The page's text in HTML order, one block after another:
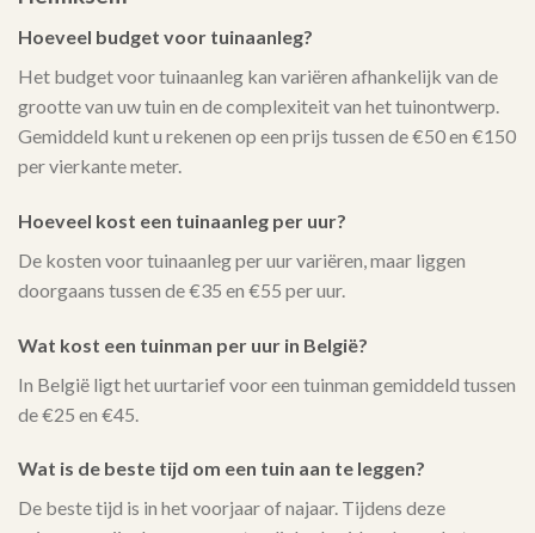
Hoeveel budget voor tuinaanleg?
Het budget voor tuinaanleg kan variëren afhankelijk van de
grootte van uw tuin en de complexiteit van het tuinontwerp.
Gemiddeld kunt u rekenen op een prijs tussen de €50 en €150
per vierkante meter.
Hoeveel kost een tuinaanleg per uur?
De kosten voor tuinaanleg per uur variëren, maar liggen
doorgaans tussen de €35 en €55 per uur.
Wat kost een tuinman per uur in België?
In België ligt het uurtarief voor een tuinman gemiddeld tussen
de €25 en €45.
Wat is de beste tijd om een tuin aan te leggen?
De beste tijd is in het voorjaar of najaar. Tijdens deze